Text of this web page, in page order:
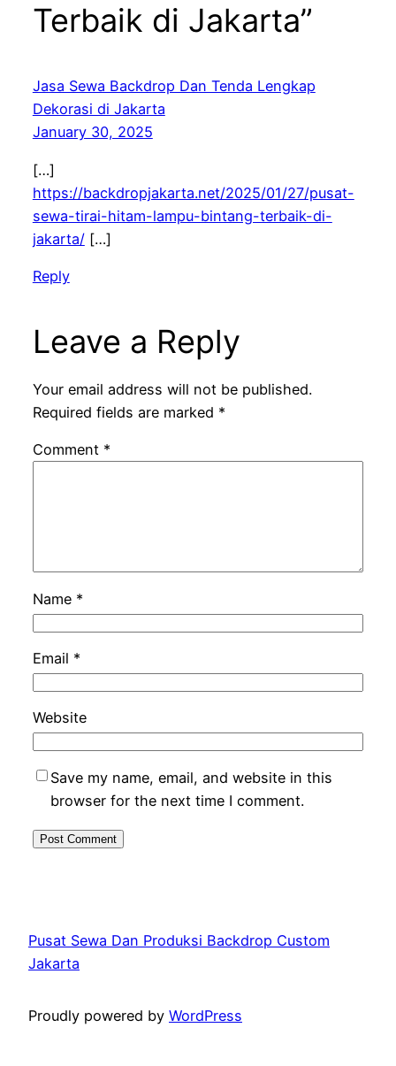
Terbaik di Jakarta”
Jasa Sewa Backdrop Dan Tenda Lengkap
Dekorasi di Jakarta
January 30, 2025
[…]
https://backdropjakarta.net/2025/01/27/pusat-
sewa-tirai-hitam-lampu-bintang-terbaik-di-
jakarta/[…]
Reply
Leave a Reply
Your email address will not be published.
Required fields are marked *
Comment *
Name *
Email *
Website
Save my name, email, and website in this
browser for the next time I comment.
Pusat Sewa Dan Produksi Backdrop Custom
Jakarta
Proudly powered by WordPress